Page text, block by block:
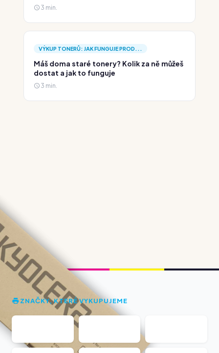
3 min.
VÝKUP TONERŮ: JAK FUNGUJE PROD...
Máš doma staré tonery? Kolik za ně můžeš
dostat a jak to funguje
3 min.
ZNAČKY, KTERÉ VYKUPUJEME